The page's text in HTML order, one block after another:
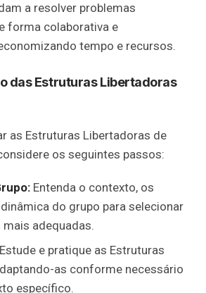
a resolver problemas
forma colaborativa e
tempo e recursos.
das Estruturas Libertadoras
as Estruturas Libertadoras de
os seguintes passos:
Entenda o contexto, os
do grupo para selecionar
adequadas.
Estude e pratique as Estruturas
as conforme necessário
específico.